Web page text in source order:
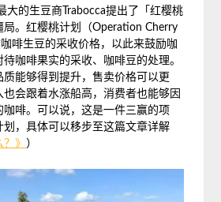
大的生豆商Trabocca提出了「红樱桃
。红樱桃计划
（Operation Cherry
啡生豆的采收价格，以此来鼓励咖
咖啡果实的采收、咖啡豆的处理。
能够得到提升，售卖价格可以更
会跟着水涨船高，消费者也能够因
咖啡。可以说，这是一件三赢的项
划，具体可以移步至这篇文章详解
》
）